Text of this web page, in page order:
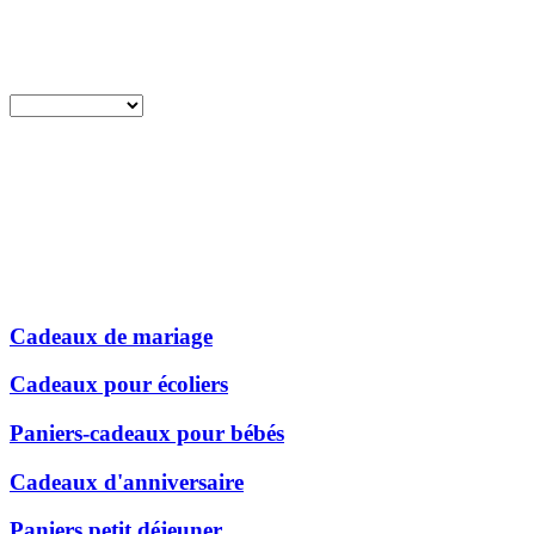
Cadeaux de mariage
Cadeaux pour écoliers
Paniers-cadeaux pour bébés
Cadeaux d'anniversaire